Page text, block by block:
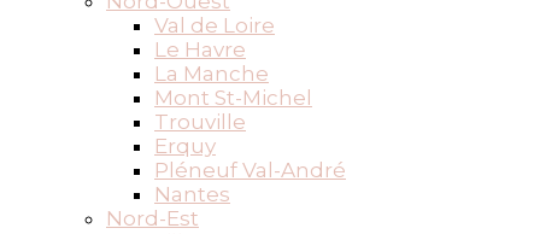
de s'envoler vers…
Val de Loire
Le Havre
La Manche
Mont St-Michel
Trouville
Erquy
Pléneuf Val-André
Nantes
Nord-Est